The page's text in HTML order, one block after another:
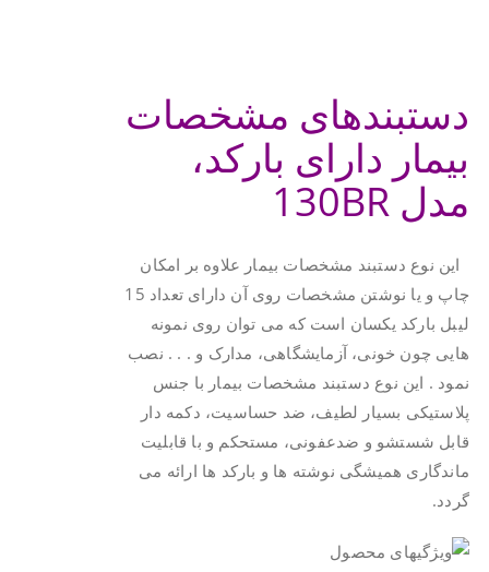
دستبندهای مشخصات
بیمار دارای بارکد،
مدل 130BR
این نوع دستبند مشخصات بیمار علاوه بر امکان
چاپ و یا نوشتن مشخصات روی آن دارای تعداد 15
لیبل بارکد یکسان است که می توان روی نمونه
هایی چون خونی، آزمایشگاهی، مدارک و . . . نصب
نمود . این نوع دستبند مشخصات بیمار با جنس
پلاستیکی بسیار لطیف، ضد حساسیت، دکمه دار
قابل شستشو و ضدعفونی، مستحکم و با قابلیت
ماندگاری همیشگی نوشته ها و بارکد ها ارائه می
گردد.